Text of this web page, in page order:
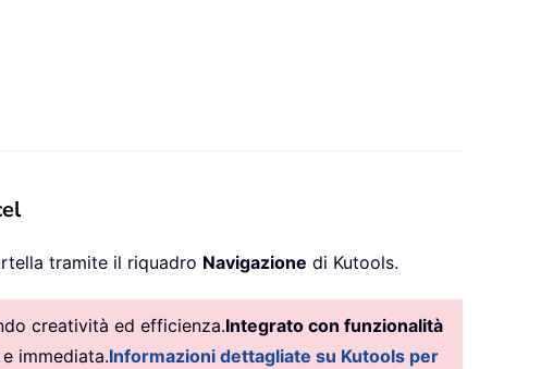
tramite il riquadro Navigazione di Kutools.
creatività ed efficienza.Integrato con funzionalità
immediata.Informazioni dettagliate su Kutools per